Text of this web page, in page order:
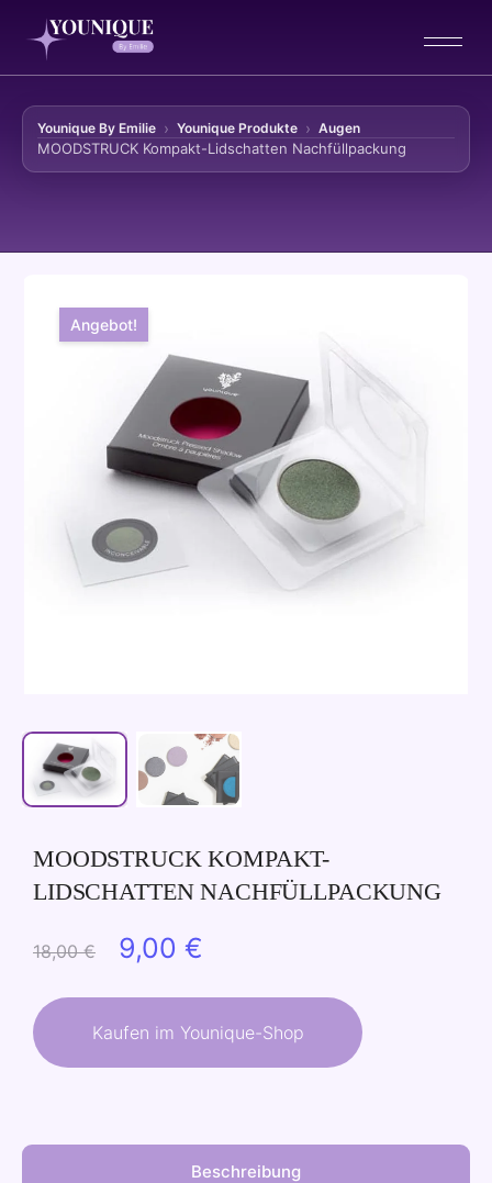
Younique By Emilie Younique Produkte Augen
MOODSTRUCK Kompakt-Lidschatten Nachfüllpackung
Zum Inhalt springen
Angebot!
MOODSTRUCK KOMPAKT-
LIDSCHATTEN NACHFÜLLPACKUNG
18,00€
Ursprünglicher
war:
9,00 €
ist:
Kaufen im Younique-Shop
Beschreibung